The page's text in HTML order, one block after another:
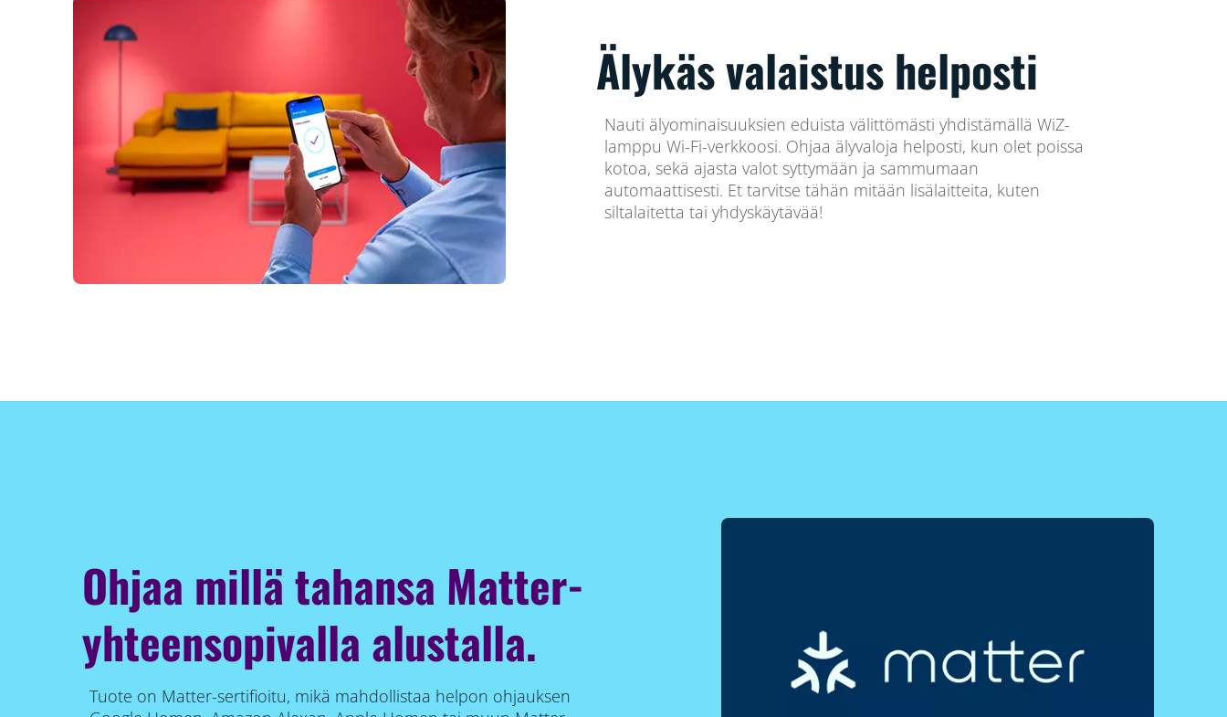
Älykäs valaistus helposti
Nauti älyominaisuuksien eduista välittömästi yhdistämällä WiZ-
lamppu Wi-Fi-verkkoosi. Ohjaa älyvaloja helposti, kun olet poissa
kotoa, sekä ajasta valot syttymään ja sammumaan
automaattisesti. Et tarvitse tähän mitään lisälaitteita, kuten
siltalaitetta tai yhdyskäytävää!
Ohjaa millä tahansa Matter-
yhteensopivalla alustalla.
Tuote on Matter-sertifioitu, mikä mahdollistaa helpon ohjauksen